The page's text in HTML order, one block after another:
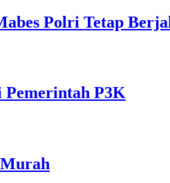
Polri Tetap
Pemerintah P3K